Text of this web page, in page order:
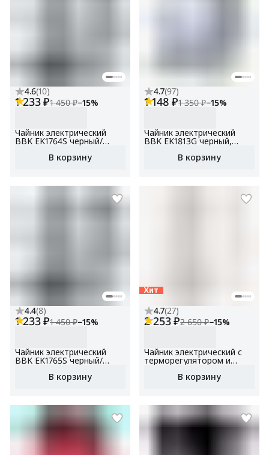
4.6(10)
1 233 ₽1 450 ₽−15%
Чайник электрический
BBK EK1764S черный/
нержавеющая сталь,
объем 1.7 л, мощность
1850-2200 Вт, контроллер
В корзину
4.7(97)
1 148 ₽1 350 ₽−15%
Чайник электрический
BBK EK1813G черный,
объем 1.8 л, мощность
1800-2000Вт, корпус из
закаленного стекла
В корзину
4.4(8)
1 233 ₽1 450 ₽−15%
Чайник электрический
BBK EK1765S черный/
нержавеющая сталь,
объем 1.7 л, мощность
1850-2200 Вт, контроллер
В корзину
Хит
4.7(27)
2 253 ₽2 650 ₽−15%
Чайник электрический с
терморегулятором и
подогревом BBK EK1704,
белый, объем 1,7 л,
мощность 1850-2200 Вт,
В корзину